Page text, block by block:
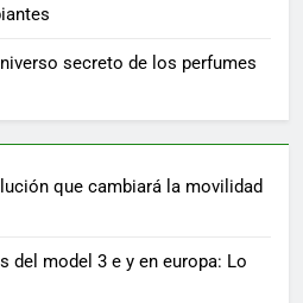
secreto de los perfumes
que cambiará la movilidad
del model 3 e y en europa: Lo